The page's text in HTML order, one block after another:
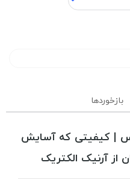
بازخوردها
افشان 4 در 2.5 زاگرس | کیفیتی که آسایش
از آرنیک الکتریک